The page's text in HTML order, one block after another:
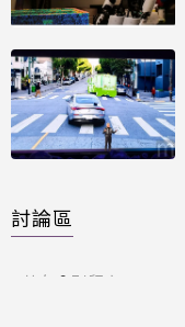
討論區
共有 0 則留言